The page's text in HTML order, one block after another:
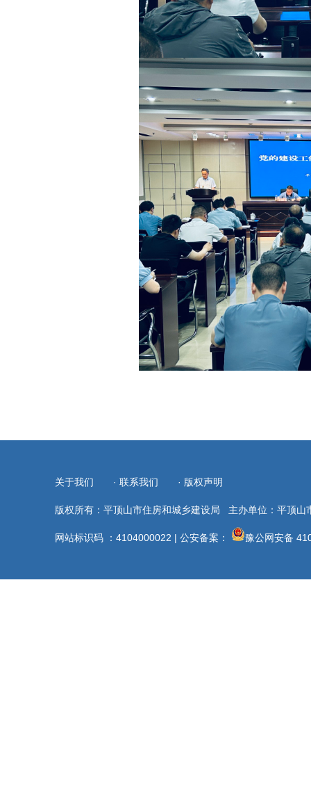
关于我们 · 联系我们 · 版权声明
版权所有：平顶山市住房和城乡建设局 主办单位：平顶山
网站标识码 ：4104000022 | 公安备案： 豫公网安备